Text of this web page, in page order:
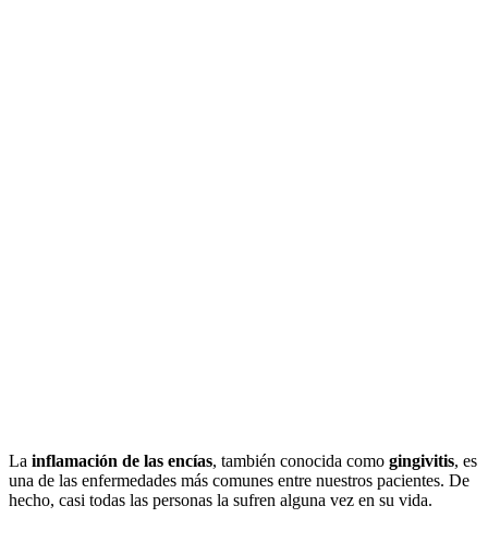
La inflamación de las encías, también conocida como gingivitis, es
una de las enfermedades más comunes entre nuestros pacientes. De
hecho, casi todas las personas la sufren alguna vez en su vida.